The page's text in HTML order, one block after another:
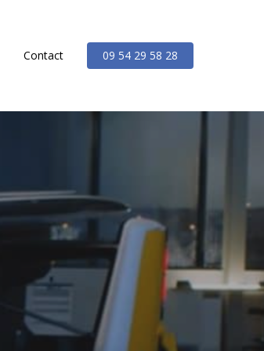
Contact 09 54 29 58 28